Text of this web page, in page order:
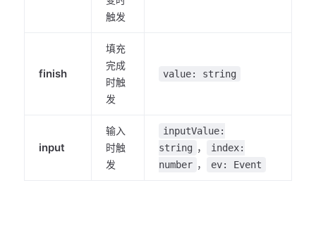
触发
finish
填充
完成
时触
发
value: string
input
输入
时触
发
inputValue:
string ，
index:
number ， ev: Event